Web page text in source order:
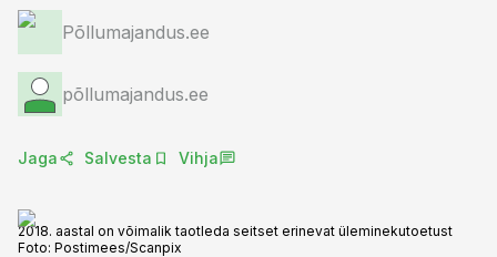
Põllumajandus.ee
põllumajandus.ee
Jaga Salvesta Vihja
2018. aastal on võimalik taotleda seitset erinevat üleminekutoetust
Foto: Postimees/Scanpix